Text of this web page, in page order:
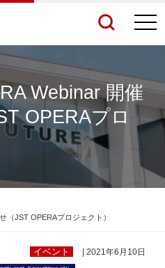
もっと見る
サイトすべてを検索する
Webinar 開催
OPERAプロ
（JST OPERAプロジェクト）
イベント | 2021年6月10日